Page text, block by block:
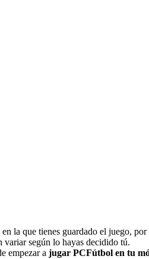
en la que tienes guardado el juego,
variar según lo hayas decidido tú.
empezar a jugar PCFútbol en tu